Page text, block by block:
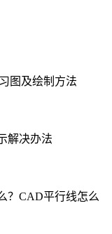
图及绘制方法
解决办法
？CAD平行线怎么